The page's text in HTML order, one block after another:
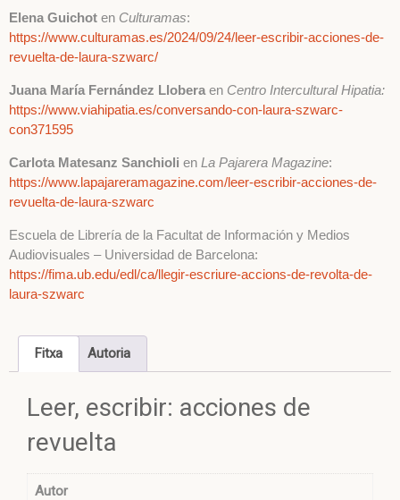
Elena Guichot en Culturamas:
https://www.culturamas.es/2024/09/24/leer-escribir-acciones-de-
revuelta-de-laura-szwarc/
Juana María Fernández Llobera en Centro Intercultural Hipatia:
https://www.viahipatia.es/conversando-con-laura-szwarc-
con371595
Carlota Matesanz Sanchioli en La Pajarera Magazine:
https://www.lapajareramagazine.com/leer-escribir-acciones-de-
revuelta-de-laura-szwarc
Escuela de Librería de la Facultat de Información y Medios
Audiovisuales – Universidad de Barcelona:
https://fima.ub.edu/edl/ca/llegir-escriure-accions-de-revolta-de-
laura-szwarc
Fitxa Autoria
Leer, escribir: acciones de
revuelta
Autor